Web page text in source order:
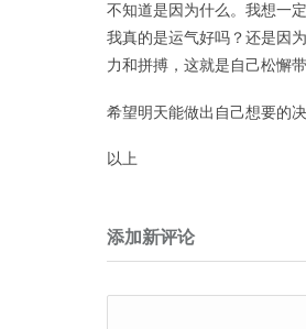
不知道是因为什么。我想一
我真的是运气好吗？还是因
力和拼搏，这就是自己松懈
希望明天能做出自己想要的
以上
添加新评论